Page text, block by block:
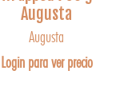
Augusta
Augusta
Login para ver precio